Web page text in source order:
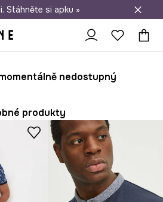
při nákupu nad 1 200 Kč
Stáhněte si apku »
nedostupný
produkty